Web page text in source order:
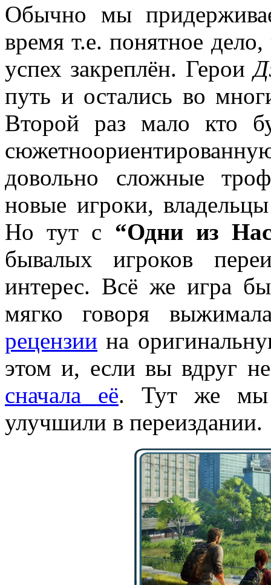
Обычно мы
время т.е. понятное
успех закреплён. Герои
путь и остались во
Второй раз мало кто
довольно сложные
новые игроки,
Но тут с “Одни из
бывалых игроков
интерес. Всё же игра
мягко говоря
рецензии на
этом и, если вы вдруг
сначала её. Тут же мы
улучшили в переиздании.